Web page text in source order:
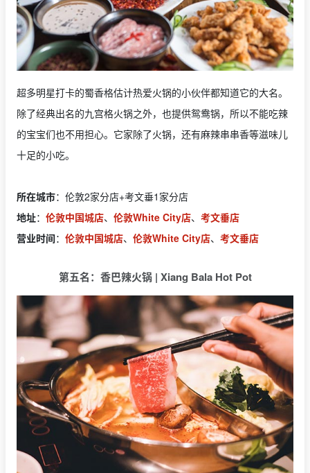
超多明星打卡的蜀香格估计热爱火锅的小伙伴都知道它的大名。
除了经典出名的九宫格火锅之外，也提供鸳鸯锅，所以不能吃辣
的宝宝们也不用担心。它家除了火锅，还有麻辣串串香等滋味儿
十足的小吃。
所在城市：伦敦2家分店+考文垂1家分店
地址： 伦敦中国城店、 伦敦White City店、 考文垂店
营业时间： 伦敦中国城店、 伦敦White City店、 考文垂店
第五名：香巴辣火锅 | Xiang Bala Hot Pot